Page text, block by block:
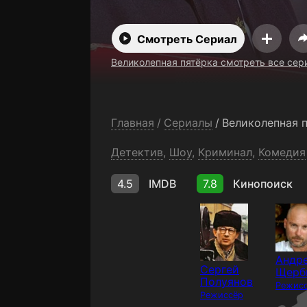
Смотреть Сериал
Великолепная пятёрка смотреть все
Главная / Сериалы / Великолепная
Детектив, Шоу, Криминал, Комедия
4.5 IMDB 7.8 Кинопоиск
Сергей
Полуянов
Режиссёр